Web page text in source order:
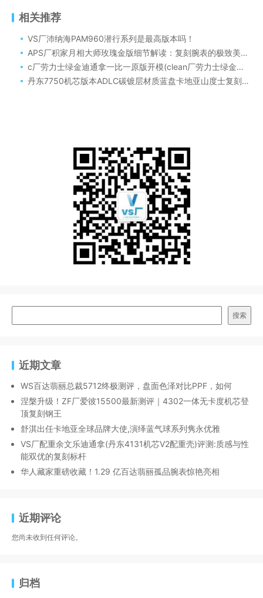
相关推荐
VS厂沛纳海PAM960潜行系列是最高版本吗！
APS厂积家月相大师玫瑰金版细节解读：复刻腕表的极致美学与匠心工艺
c厂劳力士绿金迪通拿一比一原版开模(clean厂劳力士绿金迪通拿4130机芯细节还原堪称天花板)
丹东7750机芯版本ADLC碳镀层材质蓝盘卡地亚山度士复刻表怎么样
搜索
近期文章
WS百达翡丽总裁5712终极测评，盘面色泽对比PPF，如何
涅槃升级！ZF厂爱彼15500最新测评｜4302一体无卡度机芯登
顶复刻钢王
舒淇出任卡地亚全球品牌大使,演绎蓝气球系列隽永优雅
VS厂配重余文乐迪通拿(丹东4131机芯V2配重壳)评测:质感与性
能双优的复刻标杆
华人藏家重磅收藏！1.29 亿百达翡丽孤品腕表惊艳亮相
近期评论
您尚未收到任何评论。
归档